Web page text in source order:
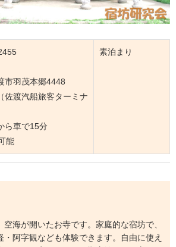
市羽茂本郷4448
佐渡汽船旅客ターミナ
で15分
能
素泊まり
海が開いたお寺です。家庭的な宿坊で、
阿字観なども体験できます。自由に使え